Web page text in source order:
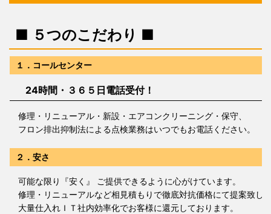
■ ５つのこだわり ■
１．コールセンター
24時間・３６５日電話受付！
修理・リニューアル・新設・エアコンクリーニング・保守、
フロン排出抑制法による点検業務はいつでもお電話ください。
２．安さ
可能な限り『安く』 ご提供できるように心がけています。
修理・リニューアルなど相見積もりで徹底対抗価格にて提案致し
大量仕入れＩＴ社内効率化でお客様に還元しております。